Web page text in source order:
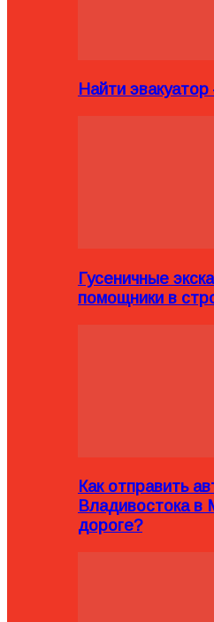
Найти
Гусеничные
помощники в
Как отправить
Владивостока в
дороге?